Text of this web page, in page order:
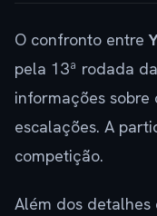
O confronto entre
pela 13ª rodada
informações sobre
escalações. A
competição.
Além dos detalhes